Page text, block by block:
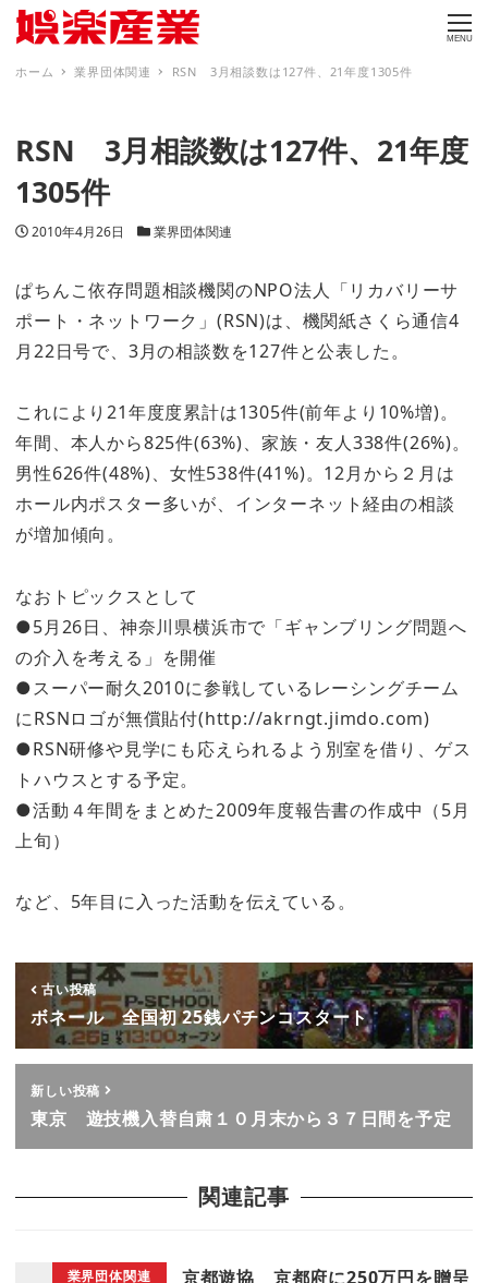
MENU
ホーム 業界団体関連 RSN 3月相談数は127件、21年度1305件
RSN 3月相談数は127件、21年度
1305件
投稿日
2010年4月26日 カテゴリー
業界団体関連
ぱちんこ依存問題相談機関のNPO法人「リカバリーサ
ポート・ネットワーク」(RSN)は、機関紙さくら通信4
月22日号で、3月の相談数を127件と公表した。
これにより21年度度累計は1305件(前年より10%増)。
年間、本人から825件(63%)、家族・友人338件(26%)。
男性626件(48%)、女性538件(41%)。12月から２月は
ホール内ポスター多いが、インターネット経由の相談
が増加傾向。
なおトピックスとして
●5月26日、神奈川県横浜市で「ギャンブリング問題へ
の介入を考える」を開催
●スーパー耐久2010に参戦しているレーシングチーム
にRSNロゴが無償貼付(http://akrngt.jimdo.com)
●RSN研修や見学にも応えられるよう別室を借り、ゲス
トハウスとする予定。
●活動４年間をまとめた2009年度報告書の作成中（5月
上旬）
など、5年目に入った活動を伝えている。
古い投稿
ボネール 全国初 25銭パチンコスタート
新しい投稿
東京 遊技機入替自粛１０月末から３７日間を予定
関連記事
業界団体関連 京都遊協 京都府に250万円を贈呈